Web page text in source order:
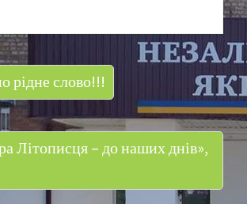
слово!!!
Літописця – до наших днів»,